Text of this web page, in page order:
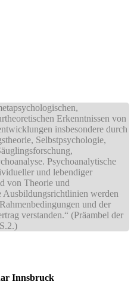
Erkenntnissen von
insbesondere durch
Selbstpsychologie,
Psychoanalytische
und lebendiger
von Theorie und
Ausbildungsrichtlinien werden
und der
verstanden.“ (Präambel der
Innsbruck